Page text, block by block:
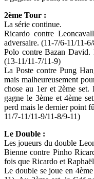
2ème Tour :
La série continue.
Ricardo contre
adversaire. (11-7/6-11/11-
Polo contre Bazan David.
(13-11/11-7/11-9)
La Poste contre Pung
mais malheureusement
chose au 1er et 2ème set.
gagne le 3ème et 4ème
perd mais le dernier point
11/7-11/11-9/11-8/9-11)
Le Double :
Les joueurs du double
Bienne contre Pinho
fois que Ricardo et
Le double se joue en